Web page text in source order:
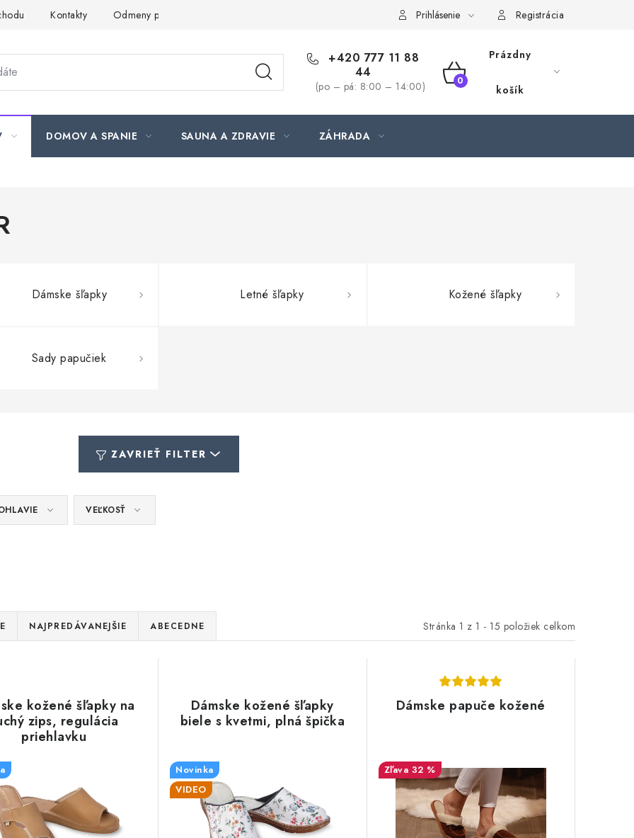
Kontakty Odmeny pre našich zákazníkov Prihlásenie Registrácia
+420 777 11 88
44
(po – pá: 8:00 – 14:00)
NÁKUPNÝ
Prázdny
košík
DOMOV A SPANIE SAUNA A ZDRAVIE ZÁHRADA
Dámske šľapky Letné šľapky Kožené šľapky
Sady papučiek
ZAVRIEŤ FILTER
VEĽKOSŤ
Stránka 1 z 1 - 15 položiek celkom
NAJPREDÁVANEJŠIE ABECEDNE
kožené šľapky na
zips, regulácia
priehlavku
Dámske kožené šľapky
biele s kvetmi, plná špička
Novinka
VIDEO
Dámske papuče kožené
32 %